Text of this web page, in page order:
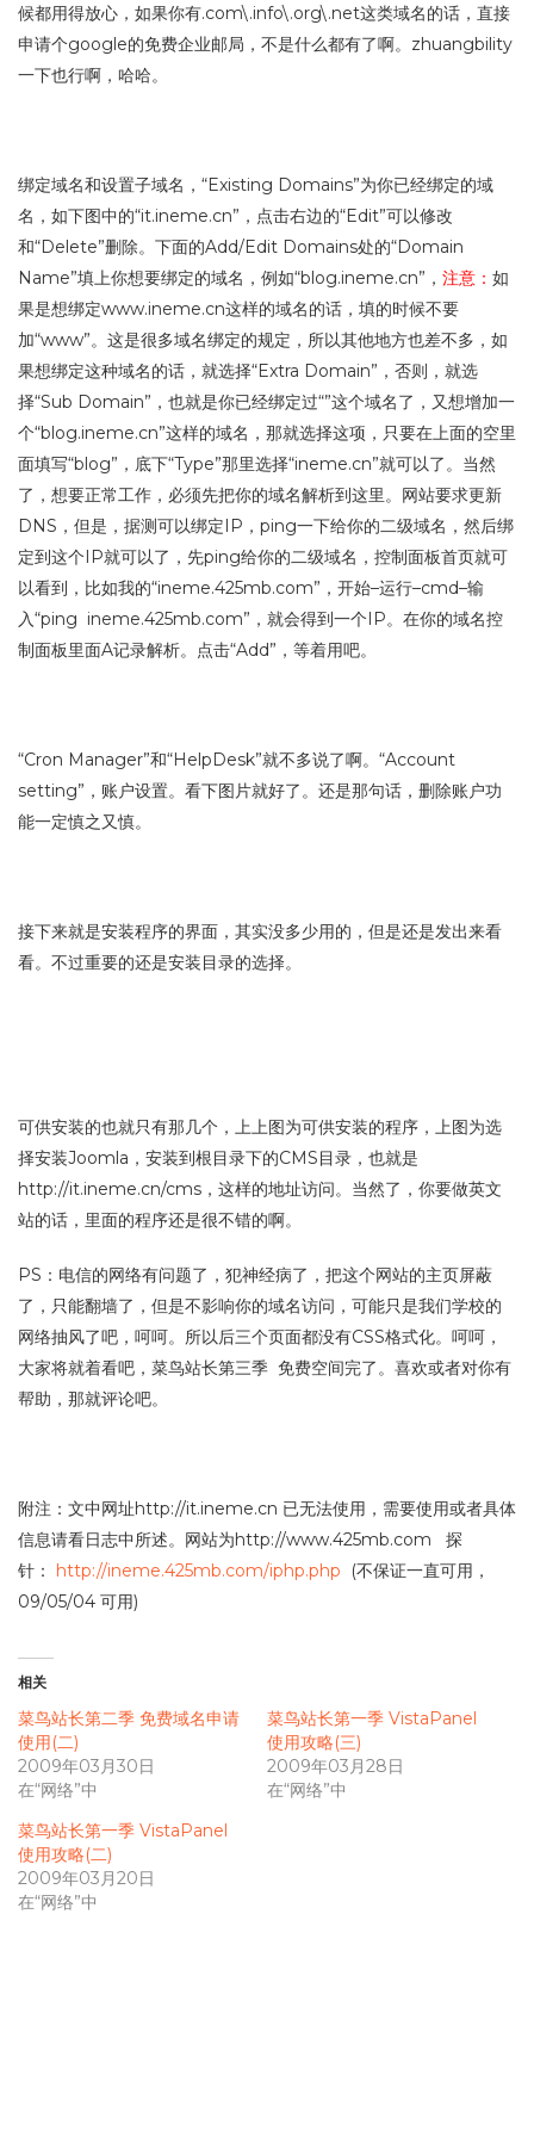
候都用得放心，如果你有.com\.info\.org\.net这类域名的话，直接
申请个google的免费企业邮局，不是什么都有了啊。zhuangbility
一下也行啊，哈哈。
绑定域名和设置子域名，“Existing Domains”为你已经绑定的域
名，如下图中的“it.ineme.cn”，点击右边的“Edit”可以修改
和“Delete”删除。下面的Add/Edit Domains处的“Domain
Name”填上你想要绑定的域名，例如“blog.ineme.cn”， 注意： 如
果是想绑定www.ineme.cn这样的域名的话，填的时候不要
加“www”。这是很多域名绑定的规定，所以其他地方也差不多，如
果想绑定这种域名的话，就选择“Extra Domain”，否则，就选
择“Sub Domain”，也就是你已经绑定过“”这个域名了，又想增加一
个“blog.ineme.cn”这样的域名，那就选择这项，只要在上面的空里
面填写“blog”，底下“Type”那里选择“ineme.cn”就可以了。当然
了，想要正常工作，必须先把你的域名解析到这里。网站要求更新
DNS，但是，据测可以绑定IP，ping一下给你的二级域名，然后绑
定到这个IP就可以了，先ping给你的二级域名，控制面板首页就可
以看到，比如我的“ineme.425mb.com”，开始–运行–cmd–输
入“ping ineme.425mb.com”，就会得到一个IP。在你的域名控
制面板里面A记录解析。点击“Add”，等着用吧。
“Cron Manager”和“HelpDesk”就不多说了啊。“Account
setting”，账户设置。看下图片就好了。还是那句话，删除账户功
能一定慎之又慎。
接下来就是安装程序的界面，其实没多少用的，但是还是发出来看
看。不过重要的还是安装目录的选择。
可供安装的也就只有那几个，上上图为可供安装的程序，上图为选
择安装Joomla，安装到根目录下的CMS目录，也就是
http://it.ineme.cn/cms，这样的地址访问。当然了，你要做英文
站的话，里面的程序还是很不错的啊。
PS：电信的网络有问题了，犯神经病了，把这个网站的主页屏蔽
了，只能翻墙了，但是不影响你的域名访问，可能只是我们学校的
网络抽风了吧，呵呵。所以后三个页面都没有CSS格式化。呵呵，
大家将就着看吧，菜鸟站长第三季 免费空间完了。喜欢或者对你有
帮助，那就评论吧。
附注：文中网址http://it.ineme.cn 已无法使用，需要使用或者具体
信息请看日志中所述。网站为http://www.425mb.com 探
针： http://ineme.425mb.com/iphp.php (不保证一直可用，
09/05/04 可用)
相关
菜鸟站长第二季 免费域名申请
使用(二)
2009年03月30日
在“网络”中
菜鸟站长第一季 VistaPanel
使用攻略(三)
2009年03月28日
在“网络”中
菜鸟站长第一季 VistaPanel
使用攻略(二)
2009年03月20日
在“网络”中